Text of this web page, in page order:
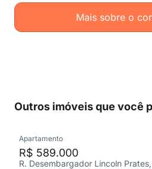
Mais sobre o
Outros imóveis que você
Apartamento
R$ 589.000